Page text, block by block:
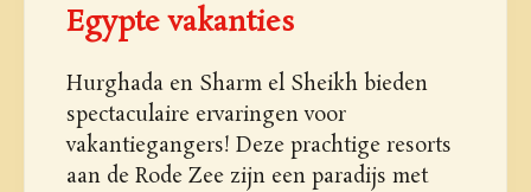
Egypte vakanties
Hurghada en Sharm el Sheikh bieden
spectaculaire ervaringen voor
vakantiegangers! Deze prachtige resorts
aan de Rode Zee zijn een paradijs met